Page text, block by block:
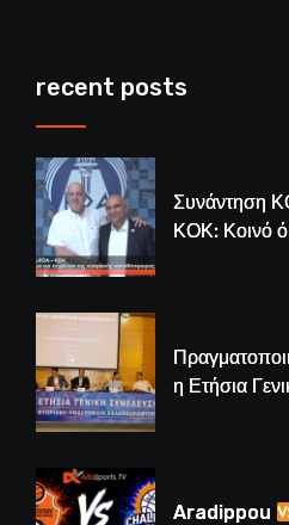
recent posts
Συνάντηση
ΚΟΚ: Κοινό
η Ετήσια
(BINTEO)
Aradippou